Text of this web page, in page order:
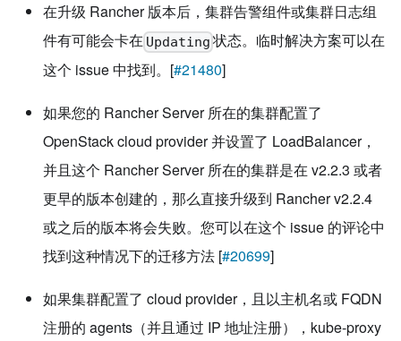
在升级 Rancher 版本后，集群告警组件或集群日志组
件有可能会卡在 Updating 状态。临时解决方案可以在
这个 issue 中找到。[#21480]
如果您的 Rancher Server 所在的集群配置了
OpenStack cloud provider 并设置了 LoadBalancer，
并且这个 Rancher Server 所在的集群是在 v2.2.3 或者
更早的版本创建的，那么直接升级到 Rancher v2.2.4
或之后的版本将会失败。您可以在这个 issue 的评论中
找到这种情况下的迁移方法 [#20699]
如果集群配置了 cloud provider，且以主机名或 FQDN
注册的 agents（并且通过 IP 地址注册），kube-proxy